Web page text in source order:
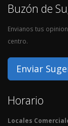
Buzón de
Envianos tus
centro.
Enviar
Horario
Locales